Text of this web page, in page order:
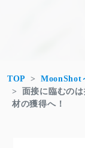
TOP MoonShot
面接に臨むの
材の獲得へ！